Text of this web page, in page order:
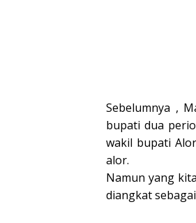
Sebelumnya ,
bupati dua
wakil bupati
alor.
Namun yang
diangkat